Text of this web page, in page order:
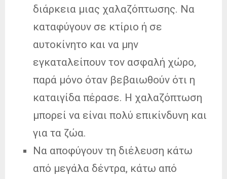
διάρκεια μιας χαλαζόπτωσης. Να
καταφύγουν σε κτίριο ή σε
αυτοκίνητο και να μην
εγκαταλείπουν τον ασφαλή χώρο,
παρά μόνο όταν βεβαιωθούν ότι η
καταιγίδα πέρασε. Η χαλαζόπτωση
μπορεί να είναι πολύ επικίνδυνη και
για τα ζώα.
Να αποφύγουν τη διέλευση κάτω
από μεγάλα δέντρα, κάτω από